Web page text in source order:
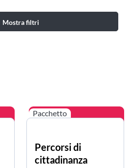
Mostra filtri
Pacchetto
Percorsi di
cittadinanza